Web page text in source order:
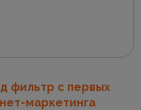
фильтр с первых
маркетинга